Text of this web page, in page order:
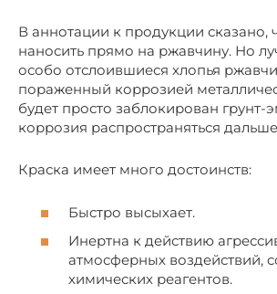
В аннотации к продукции сказано,
наносить прямо на ржавчину. Но
особо отслоившиеся хлопья
пораженный коррозией
будет просто заблокирован грунт-
коррозия распространяться
Краска имеет много достоинств:
Быстро высыхает.
Инертна к действию
атмосферных воздействий,
химических реагентов.